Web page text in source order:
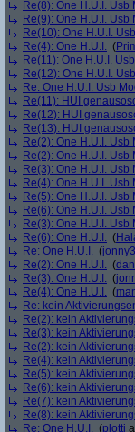
Re(8): One H.U.I. Usb
Re(9): One H.U.I. Usb
Re(10): One H.U.I.
Re(4): One H.U.I. (
Re(11): One H.U.I.
Re(12): One H.U.I.
Re: One H.U.I. Usb
Re(11): HUI
Re(12): HUI
Re(13): HUI
Re(2): One H.U.I. Usb
Re(2): One H.U.I. Usb
Re(3): One H.U.I. Usb
Re(4): One H.U.I. Usb
Re(5): One H.U.I. Usb
Re(6): One H.U.I. Usb
Re(3): One H.U.I. Usb
Re(6): One H.U.I. (
Re: One H.U.I. (
Re(2): One H.U.I. (
Re(3): One H.U.I. (
Re(4): One H.U.I. (
Re: kein
Re(2): kein
Re(3): kein
Re(2): kein
Re(4): kein
Re(5): kein
Re(6): kein
Re(7): kein
Re(8): kein
Re: One H.U.I. (plotti